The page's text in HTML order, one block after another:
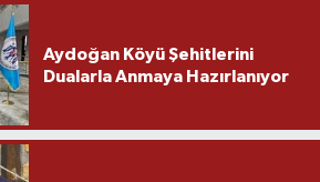
Aydoğan Köyü Şehitlerini
Dualarla Anmaya Hazırlanıyor